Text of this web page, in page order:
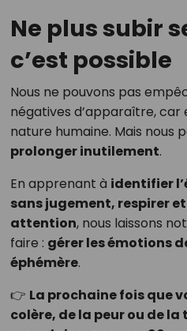
Ne plus subir
c’est possible
Nous ne pouvons pas
négatives d’apparaître,
nature humaine. Mais nous
prolonger inutilement.
En apprenant à identifier
sans jugement, respirer
attention, nous laissons
faire : gérer les émotions
éphémère.
👉 La prochaine fois que
colère, de la peur ou de